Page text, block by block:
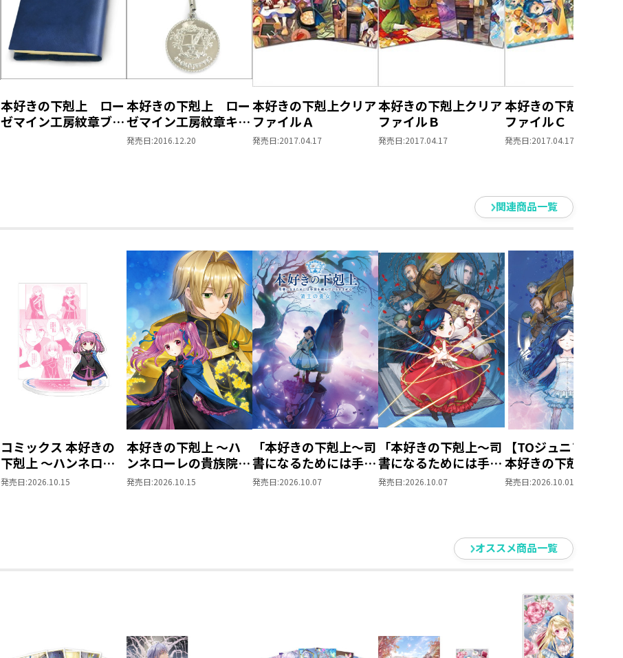
本好きの下剋上 ロー
ゼマイン工房紋章ブッ
本好きの下剋上 ロー
ゼマイン工房紋章キー
ホルダー
発売日:2016.12.20
本好きの下剋上クリア
ファイルＡ
発売日:2017.04.17
本好きの下剋上クリア
ファイルＢ
発売日:2017.04.17
本好きの下剋上クリ
ファイルＣ
発売日:2017.04.17
関連商品一覧
コミックス 本好きの
下剋上 ～ハンネロー
レの貴族院五年生～
発売日:2026.10.15
本好きの下剋上 ～ハ
ンネローレの貴族院五
年生～ 「恋してみた
発売日:2026.10.15
「本好きの下剋上～司
書になるためには手段
を選んでいられません
発売日:2026.10.07
「本好きの下剋上～司
書になるためには手段
を選んでいられません
発売日:2026.10.07
【TOジュニア文庫】
本好きの下剋上 第
部 領主の養女１０
発売日:2026.10.01
オススメ商品一覧